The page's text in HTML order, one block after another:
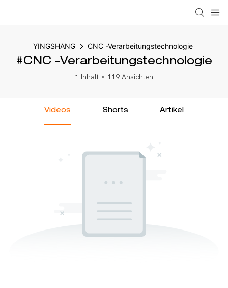
YINGSHANG CNC -Verarbeitungstechnologie
#CNC -Verarbeitungstechnologie
1 Inhalt 119 Ansichten
Videos Shorts Artikel